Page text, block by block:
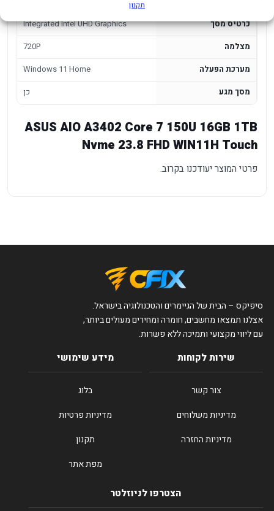
תקנון
כרטיס מסך
Integrated Intel UHD Graphics
מצלמה
720P
מערכת הפעלה
Windows 11 Home
מסך מגע
כן
ASUS AIO A3402 Core 7 150U 16GB 1TB
Nvme 23.8 FHD WIN11H Touch
פרטי המוצר יעודכנו בקרוב.
סיפיקס – הבית של הגיימרים והטכנולוגיה בישראל.
אצלנו תמצאו מחשבים, חומרה ומחירים מעולים ביותר,
עם ליווי מקצועי ותמיכה ללא פשרות.
שירות לקוחות
צור קשר
מדיניות משלוחים
מדיניות החזרה
מידע שימושי
בלוג
מדיניות פרטיות
תקנון
מפת אתר
הצטרפו לניוזלטר